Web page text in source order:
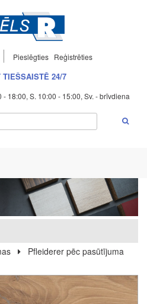
Pieslēgties Reģistrēties
TIEŠSAISTĒ 24/7
18:00, S. 10:00 - 15:00, Sv. - brīvdiena
Pfleiderer pēc pasūtījuma